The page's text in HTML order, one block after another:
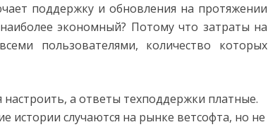
поддержку и обновления на протяжении
экономный? Потому что затраты на
пользователями, количество которых
а ответы техподдержки платные.
истории случаются на рынке ветсофта, но не